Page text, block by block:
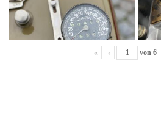
« ‹ von 6